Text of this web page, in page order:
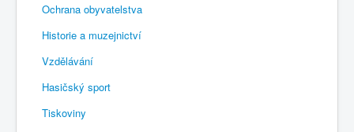
Ochrana obyvatelstva
Historie a muzejnictví
Vzdělávání
Hasičský sport
Tiskoviny